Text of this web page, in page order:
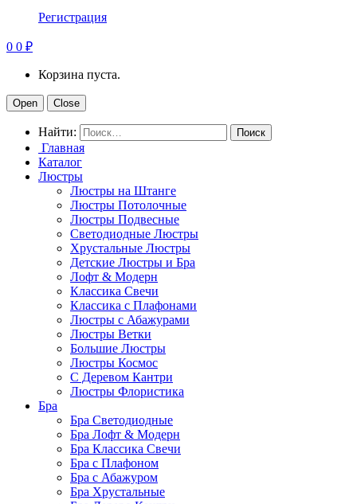
Регистрация
0 0 ₽
Корзина пуста.
Open Close
Найти:
Главная
Каталог
Люстры
Люстры на Штанге
Люстры Потолочные
Люстры Подвесные
Светодиодные Люстры
Хрустальные Люстры
Детские Люстры и Бра
Лофт & Модерн
Классика Свечи
Классика с Плафонами
Люстры с Абажурами
Люстры Ветки
Большие Люстры
Люстры Космос
С Деревом Кантри
Люстры Флористика
Бра
Бра Светодиодные
Бра Лофт & Модерн
Бра Классика Свечи
Бра с Плафоном
Бра с Абажуром
Бра Хрустальные